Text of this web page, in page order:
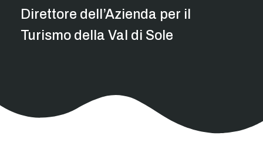
Direttore dell’Azienda per il
Turismo della Val di Sole